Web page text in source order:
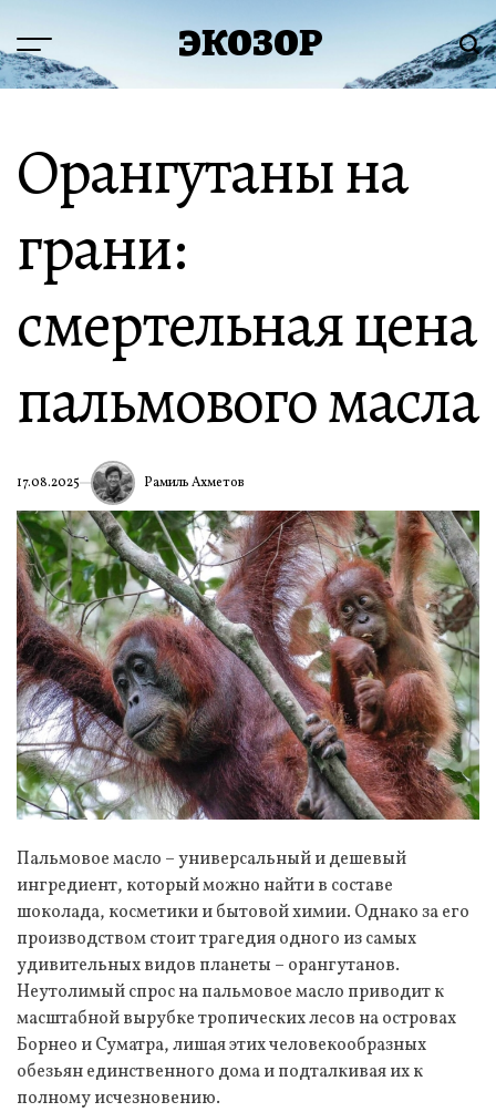
содержимому
Меню ЭКОЗОР
Орангутаны на
грани:
смертельная цена
пальмового масла
17.08.2025 Рамиль Ахметов
Пальмовое масло – универсальный и дешевый
ингредиент, который можно найти в составе
шоколада, косметики и бытовой химии. Однако за его
производством стоит трагедия одного из самых
удивительных видов планеты – орангутанов.
Неутолимый спрос на пальмовое масло приводит к
масштабной вырубке тропических лесов на островах
Борнео и Суматра, лишая этих человекообразных
обезьян единственного дома и подталкивая их к
полному исчезновению.